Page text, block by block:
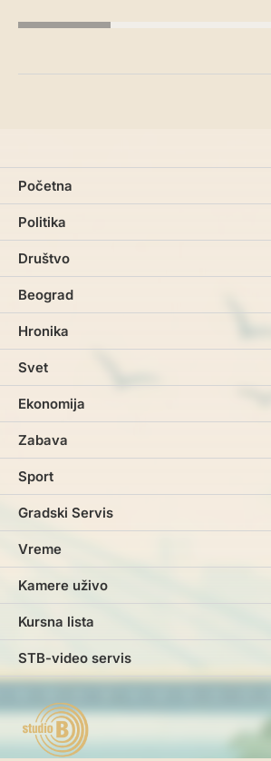
Početna
Politika
Društvo
Beograd
Hronika
Svet
Ekonomija
Zabava
Sport
Gradski Servis
Vreme
Kamere uživo
Kursna lista
STB-video servis